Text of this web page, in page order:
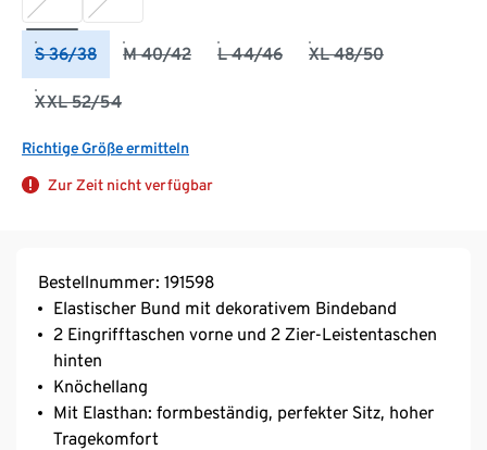
S 36/38 M 40/42 L 44/46 XL 48/50
XXL 52/54
Richtige Größe ermitteln
Zur Zeit nicht verfügbar
Bestellnummer: 191598
Elastischer Bund mit dekorativem Bindeband
2 Eingrifftaschen vorne und 2 Zier-Leistentaschen
hinten
Knöchellang
Mit Elasthan: formbeständig, perfekter Sitz, hoher
Tragekomfort